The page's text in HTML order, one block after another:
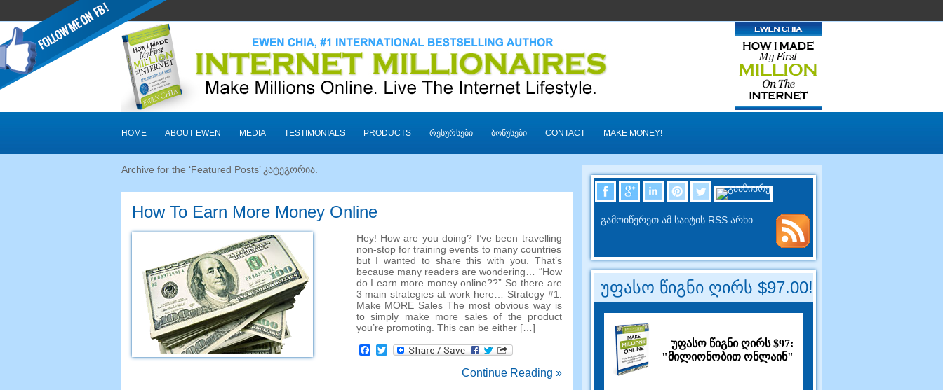
HOME ABOUT EWEN MEDIA TESTIMONIALS PRODUCTS ᲠᲔᲡᲣᲠᲡᲔᲑᲘ ᲑᲝᲜᲣᲡᲔᲑᲘ CONTACT MAKE MONEY!
Archive for the ‘Featured Posts’ კატეგორია.
How To Earn More Money Online
Hey! How are you doing? I’ve been travelling
non-stop for training events to many countries
but I wanted to share this with you
That’s
because many readers are wondering … “How
do I earn more money online??” So there are
3 main strategies at work here Strategy#1:
Make MORE Sales The most obvious way is
to simply make more sales of the product
you’re promoting This can be either[…]
Facebook
Twitter
Continue Reading »
გამოიწერეთ ამ საიტის RSS არხი.
უფასო წიგნი ღირს $97.00!
უფასო წიგნი ღირს $97:
"მილიონობით ონლაინ"